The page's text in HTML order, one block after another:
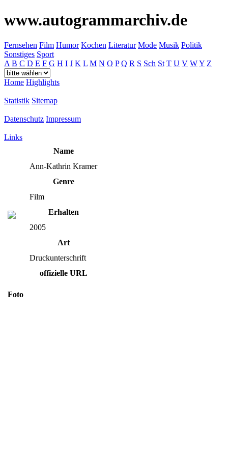
www.autogrammarchiv.de
Fernsehen Film Humor Kochen Literatur Mode Musik Politik
Sonstiges Sport
A B C D E F G H I J K L M N O P Q R S Sch St T U V WY Z
Home Highlights
Statistik Sitemap
Datenschutz Impressum
Links
Name
Ann-Kathrin Kramer
Genre
Film
Erhalten
2005
Art
Druckunterschrift
offizielle URL
Foto